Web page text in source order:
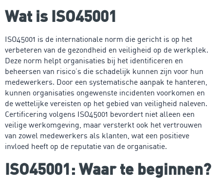
Wat is ISO45001
ISO45001 is de internationale norm die gericht is op het
verbeteren van de gezondheid en veiligheid op de werkplek.
Deze norm helpt organisaties bij het identificeren en
beheersen van risico’s die schadelijk kunnen zijn voor hun
medewerkers. Door een systematische aanpak te hanteren,
kunnen organisaties ongewenste incidenten voorkomen en
de wettelijke vereisten op het gebied van veiligheid naleven.
Certificering volgens ISO45001 bevordert niet alleen een
veilige werkomgeving, maar versterkt ook het vertrouwen
van zowel medewerkers als klanten, wat een positieve
invloed heeft op de reputatie van de organisatie.
ISO45001: Waar te beginnen?